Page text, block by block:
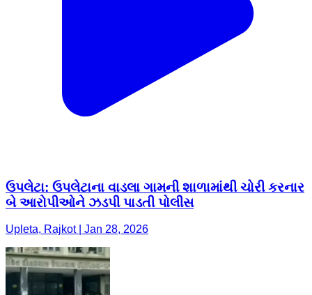
ઉપલેટા: ઉપલેટાના વાડલા ગામની શાળામાંથી ચોરી કરનાર
બે આરોપીઓને ઝડપી પાડતી પોલીસ
Upleta, Rajkot | Jan 28, 2026